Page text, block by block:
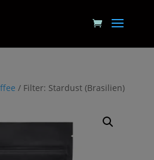
/ Filter: Stardust (Brasilien)